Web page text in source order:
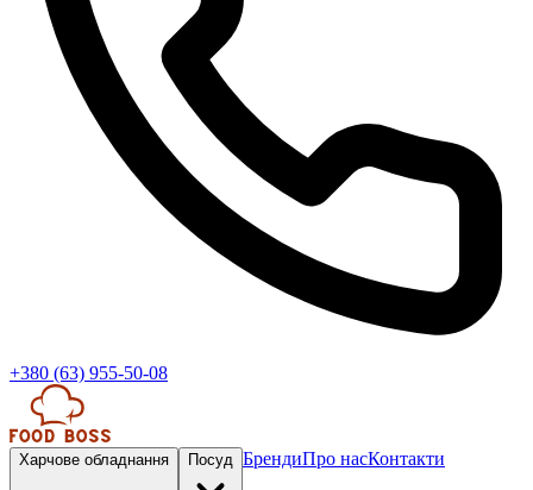
+380 (63) 955-50-08
Харчове обладнання Посуд БрендиПро насКонтакти